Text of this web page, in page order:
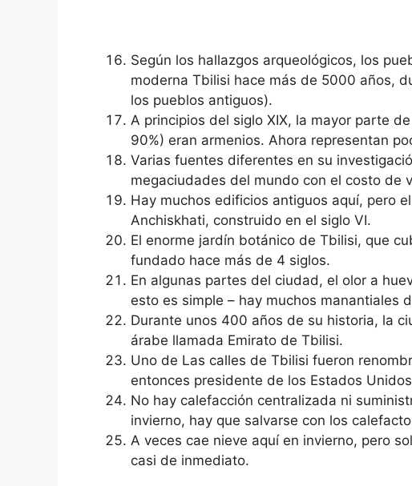
Según los hallazgos arqueológicos, los
moderna Tbilisi hace más de 5000 años,
los pueblos antiguos).
A principios del siglo XIX, la mayor parte
90%) eran armenios. Ahora representan
Varias fuentes diferentes en su
megaciudades del mundo con el costo de
Hay muchos edificios antiguos aquí, pero
Anchiskhati, construido en el siglo VI.
El enorme jardín botánico de Tbilisi, que
fundado hace más de 4 siglos.
En algunas partes del ciudad, el olor a
esto es simple – hay muchos manantiales
Durante unos 400 años de su historia, la
árabe llamada Emirato de Tbilisi.
Uno de Las calles de Tbilisi fueron
entonces presidente de los Estados
No hay calefacción centralizada ni
invierno, hay que salvarse con los
A veces cae nieve aquí en invierno, pero
casi de inmediato.